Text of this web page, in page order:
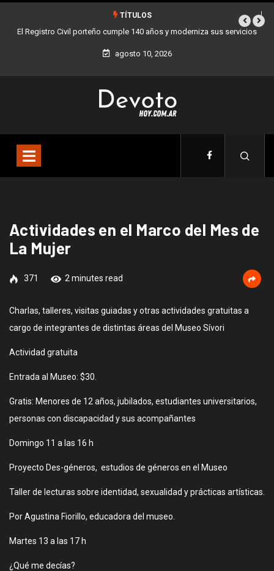
TÍTULOS
140 años y moderniza sus servicios
Buenos Aires sumó 12 nuevos Bares
agosto 10, 2026
Actividades en el Marco del Mes de
La Mujer
371 2 minutes read
Charlas, talleres, visitas guiadas y otras actividades gratuitas a
cargo de integrantes de distintas áreas del Museo Sívori
Actividad gratuita
Entrada al Museo: $30.
Gratis: Menores de 12 años, jubilados, estudiantes universitarios,
personas con discapacidad y sus acompañantes
Domingo 11 a las 16 h
Proyecto Des-géneros, estudios de géneros en el Museo
Taller de lecturas sobre identidad, sexualidad y prácticas artísticas.
Por Agustina Fiorillo, educadora del museo.
Martes 13 a las 17 h
¿Qué me decías?